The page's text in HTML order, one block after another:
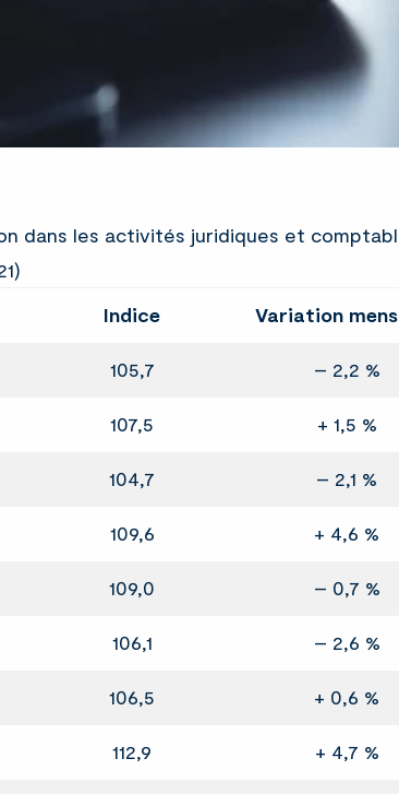
dans les activités juridiques et
Indice Variation
105,7 – 2,2 %
107,5 + 1,5 %
104,7 – 2,1 %
109,6 + 4,6 %
109,0 – 0,7 %
106,1 – 2,6 %
106,5 + 0,6 %
112,9 + 4,7 %